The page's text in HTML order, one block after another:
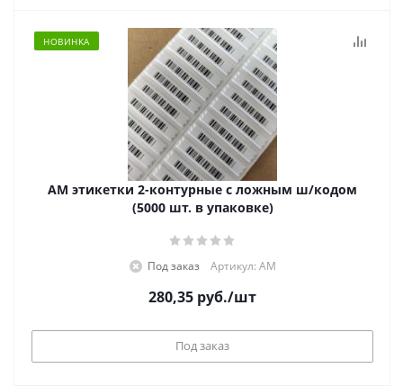
НОВИНКА
АМ этикетки 2-контурные с ложным ш/кодом
(5000 шт. в упаковке)
Под заказ Артикул: АМ
280,35 руб./шт
Под заказ